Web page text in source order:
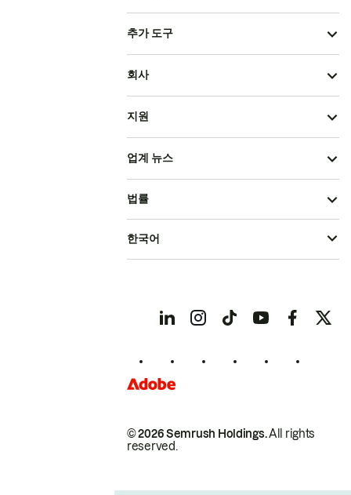
추가 도구
회사
지원
업계 뉴스
© 2026 Semrush Holdings.All rights
reserved.
법률
한국어